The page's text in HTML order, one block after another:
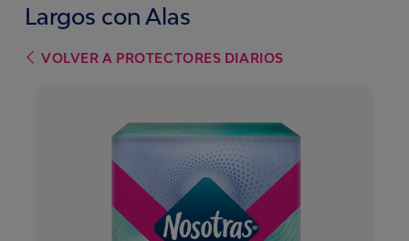
Largos con Alas
VOLVER A PROTECTORES DIARIOS